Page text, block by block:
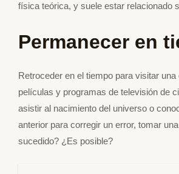
física teórica, y suele estar relacionado
Permanecer en
Retroceder en el tiempo para visitar
películas y programas de televisión de
asistir al nacimiento del universo o
anterior para corregir un error, tomar
sucedido? ¿Es posible?